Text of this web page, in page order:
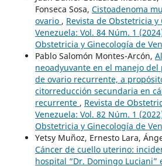
Fonseca Sosa, Cistoadenoma
ovario , Revista de Obstetricia y
Venezuela: Vol. 84 Núm. 1
Obstetricia y Ginecología de
Pablo Salomón Montes-Arcón,
neoadyuvante en el manejo
de ovario recurrente, a
citorreducción secundaria en
recurrente , Revista de
Venezuela: Vol. 82 Núm. 1
Obstetricia y Ginecología de
Yetsy Muñoz, Ernesto Lara,
Cáncer de cuello uterino:
hospital “Dr. Domingo Luciani”